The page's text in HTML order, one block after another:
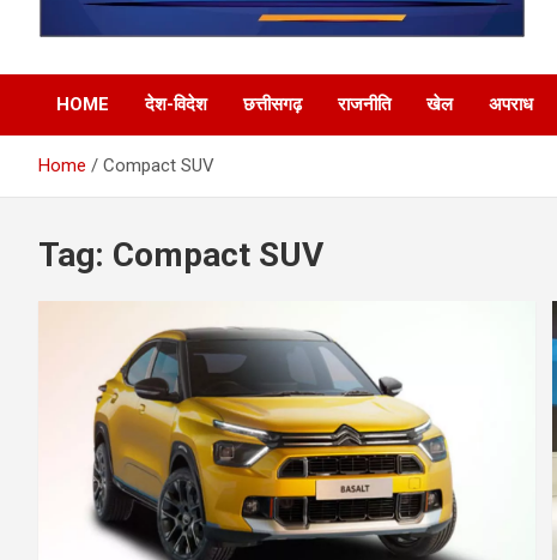
Khabar CG News
HOME देश-विदेश छत्तीसगढ़ राजनीति खेल अपराध
Home Compact SUV
Tag: Compact SUV